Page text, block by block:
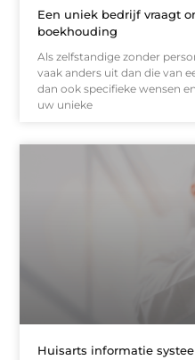
Een uniek bedrijf vraagt
boekhouding
Als zelfstandige zonder
vaak anders uit dan die van
dan ook specifieke wensen
uw unieke
Huisarts informatie